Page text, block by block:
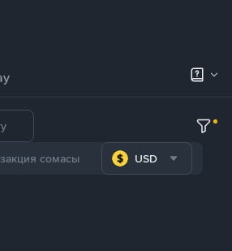
USD